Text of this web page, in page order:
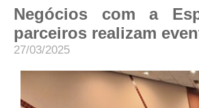
Negócios com a
parceiros realizam
27/03/2025